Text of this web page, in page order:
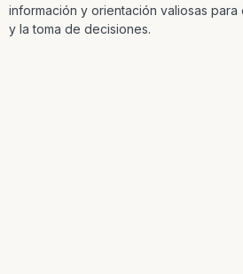
información y orientación valiosas
y la toma de decisiones.